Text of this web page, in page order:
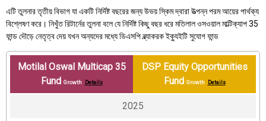
এটি তুলনার তৃতীয় বিভাগ যা একটি নির্দিষ্ট বছরের জন্য উভয় স্কিম দ্বারা উত্পন্ন পরম আয়ের পার্থক্য
বিশ্লেষণ করে। নিখুঁত রিটার্নের তুলনা বলে যে নির্দিষ্ট কিছু বছর ধরে মতিলাল ওসওয়াল মাল্টিক্যাপ 35
ফান্ড দৌড়ে নেতৃত্ব দেয় যখন অন্যদের মধ্যে ডিএসপি ব্ল্যাকরক ইক্যুইটি সুযোগ ফান্ড
Motilal Oswal Multicap 35
Fund Growth Details
DSP Equity Opportunities
Fund Growth Details
2025